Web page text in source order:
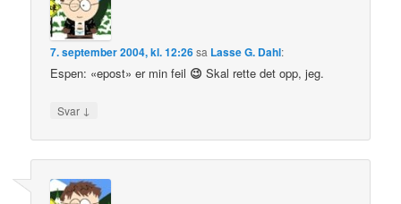
7. september 2004, kl. 12:26sa Lasse G. Dahl:
Espen: «epost» er min feil 😉 Skal rette det opp, jeg.
Svar ↓